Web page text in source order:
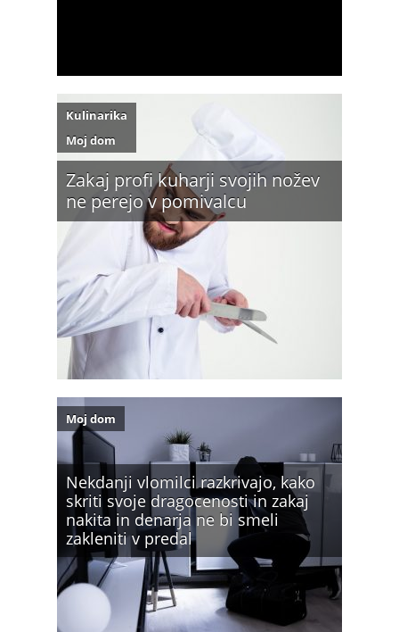
Zakaj profi kuharji svojih nožev
ne perejo v pomivalcu
Kulinarika
Moj dom
Nekdanji vlomilci razkrivajo, kako
skriti svoje dragocenosti in zakaj
nakita in denarja ne bi smeli
zakleniti v predal
Moj dom